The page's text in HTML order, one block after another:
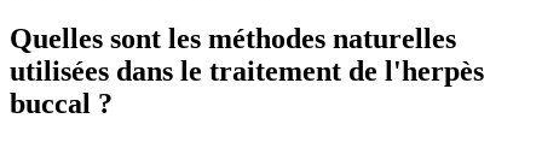
Quelles sont les méthodes naturelles
utilisées dans le traitement de l'herpès
buccal ?